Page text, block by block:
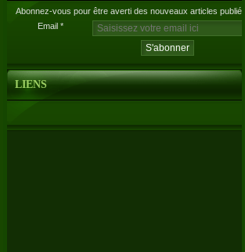
Abonnez-vous pour être averti des nouveaux articles publiés.
Email
LIENS